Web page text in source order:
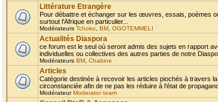
Littérature Etrangère
Pour débattre et échanger sur les œuvres, essais, poèmes
surtout l'Afrique en particulier...
Modérateurs Tchoko BM OGOTEMMELI
Actualités Diaspora
ce forum est le seul où seront admis des sujets en rapport
individuelles ou collectives des autres parties de notre
Modérateurs BM Chabine
Articles
Catégorie destinée à recevoir les articles piochés à travers
circonstanciée afin de ne pas les réduire à l'état de
ModérateurModerator team